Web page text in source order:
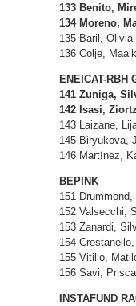
133 Benito,
134 Moreno,
135 Baril, Olivia
136 Colje,
ENEICAT-RBH
141 Zuniga,
142 Isasi,
143 Laizane,
145 Biryukova,
146 Martínez,
BEPINK
151
152 Valsecchi,
153 Zanardi,
154
155 Vitillo,
156 Savi, Prisca
INSTAFUND